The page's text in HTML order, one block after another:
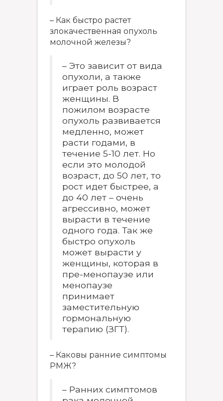
– Как быстро растет
злокачественная опухоль
молочной железы?
– Это зависит от вида
опухоли, а также
играет роль возраст
женщины. В
пожилом возрасте
опухоль развивается
медленно, может
расти годами, в
течение 5-10 лет. Но
если это молодой
возраст, до 50 лет, то
рост идет быстрее, а
до 40 лет – очень
агрессивно, может
вырасти в течение
одного года. Так же
быстро опухоль
может вырасти у
женщины, которая в
пре-менопаузе или
менопаузе
принимает
заместительную
гормональную
терапию (ЗГТ).
– Каковы ранние симптомы
РМЖ?
– Ранних симптомов